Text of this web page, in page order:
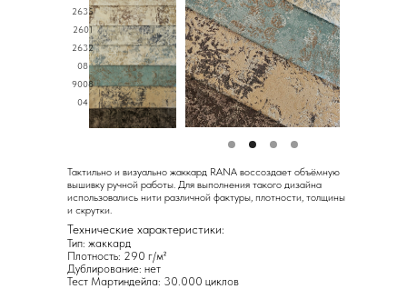
Тип: жаккард
Плотность: 290 г/м²
Дублирование: нет
Тест Мартиндейла: 30.000 циклов
Тактильно и визуально жаккард RANA воссоздает объёмную
вышивку ручной работы. Для выполнения такого дизайна
использовались нити различной фактуры, плотности, толщины
и скрутки.
2635
2601
2632
08
9008
04
Технические характеристики: